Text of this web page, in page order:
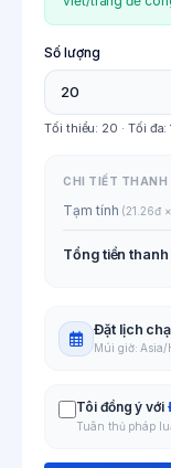
Số lượng
Tối thiểu: 20 · Tối đa:
CHI TIẾT THANH
Tạm tính (21.26đ
Tổng tiền
Đặt lịch
Múi giờ: Asia/
Tôi đồng ý với
Tuân thủ pháp